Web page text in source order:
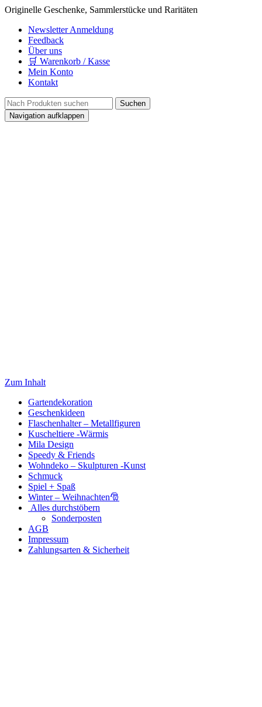
Originelle Geschenke, Sammlerstücke und Raritäten
Newsletter Anmeldung
Feedback
Über uns
🛒 Warenkorb / Kasse
Mein Konto
Kontakt
Navigation aufklappen
Zum Inhalt
Gartendekoration
Geschenkideen
Flaschenhalter – Metallfiguren
Kuscheltiere -Wärmis
Mila Design
Speedy & Friends
Wohndeko – Skulpturen -Kunst
Schmuck
Spiel + Spaß
Winter – Weihnachten🎅
Alles durchstöbern
Sonderposten
AGB
Impressum
Zahlungsarten & Sicherheit